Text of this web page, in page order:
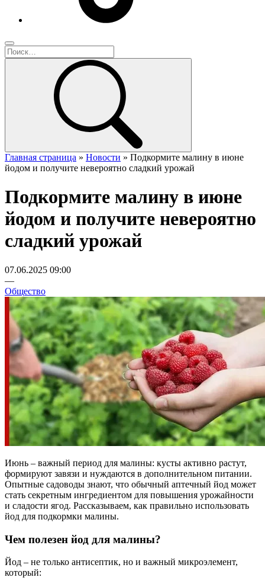
Главная страница » Новости » Подкормите малину в июне
йодом и получите невероятно сладкий урожай
Подкормите малину в июне
йодом и получите невероятно
сладкий урожай
07.06.2025 09:00
—
Общество
Июнь – важный период для малины: кусты активно растут,
формируют завязи и нуждаются в дополнительном питании.
Опытные садоводы знают, что обычный аптечный йод может
стать секретным ингредиентом для повышения урожайности
и сладости ягод. Рассказываем, как правильно использовать
йод для подкормки малины.
Чем полезен йод для малины?
Йод – не только антисептик, но и важный микроэлемент,
который: